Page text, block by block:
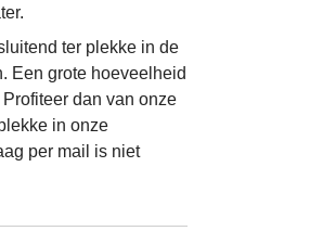
ter plekke in de
Een grote hoeveelheid
dan van onze
in onze
per mail is niet